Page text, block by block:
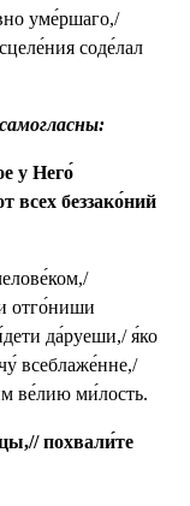
уме́ршаго,/
соде́лал
у Него́
всех беззако́ний
отго́ниши
да́руеши,/ я́ко
всеблаже́нне,/
ве́лию ми́лость.
похвали́те